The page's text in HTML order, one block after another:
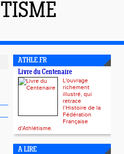
ATHLE.FR
Livre du Centenaire
L'ouvrage
richement
illustré, qui
retrace
l’Histoire de la
Fédération
Française
d'Athlétisme.
A LIRE